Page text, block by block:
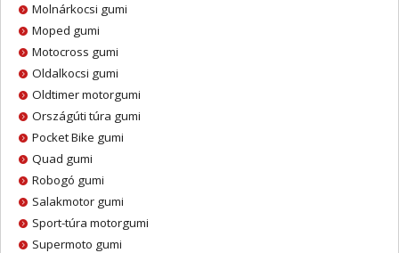
Molnárkocsi gumi
Moped gumi
Motocross gumi
Oldalkocsi gumi
Oldtimer motorgumi
Országúti túra gumi
Pocket Bike gumi
Quad gumi
Robogó gumi
Salakmotor gumi
Sport-túra motorgumi
Supermoto gumi